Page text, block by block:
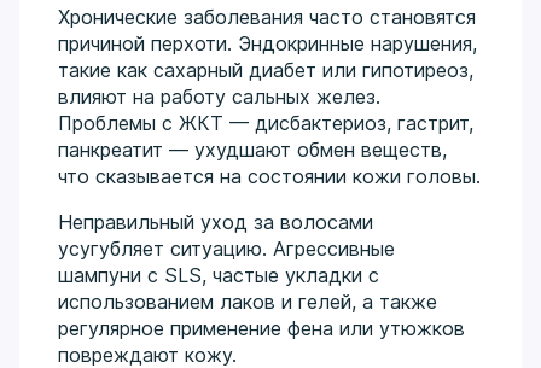
Хронические заболевания часто становятся
причиной перхоти. Эндокринные нарушения,
такие как сахарный диабет или гипотиреоз,
влияют на работу сальных желез.
Проблемы с ЖКТ — дисбактериоз, гастрит,
панкреатит — ухудшают обмен веществ,
что сказывается на состоянии кожи головы.
Неправильный уход за волосами
усугубляет ситуацию. Агрессивные
шампуни с SLS, частые укладки с
использованием лаков и гелей, а также
регулярное применение фена или утюжков
повреждают кожу.